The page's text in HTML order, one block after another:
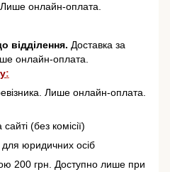
онлайн-оплата.
відділення. Доставка за
онлайн-оплата.
:
Лише онлайн-оплата.
(без комісії)
для юридичних осіб
200 грн. Доступно лише при